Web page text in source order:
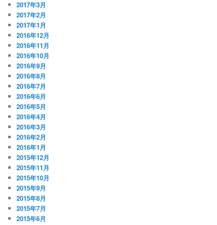
2017年3月
2017年2月
2017年1月
2016年12月
2016年11月
2016年10月
2016年9月
2016年8月
2016年7月
2016年6月
2016年5月
2016年4月
2016年3月
2016年2月
2016年1月
2015年12月
2015年11月
2015年10月
2015年9月
2015年8月
2015年7月
2015年6月